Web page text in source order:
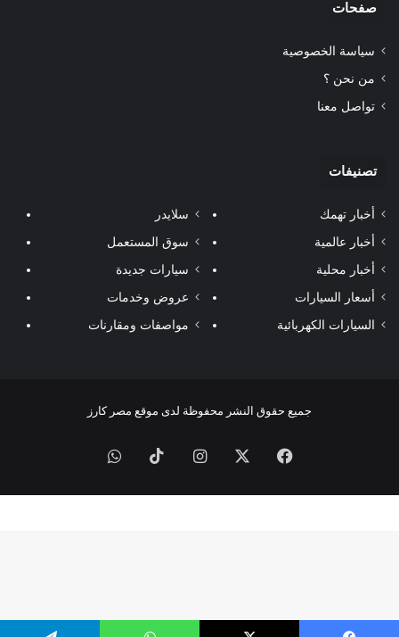
صفحات
سياسة الخصوصية
من نحن ؟
تواصل معنا
تصنيفات
أخبار تهمك
أخبار عالمية
أخبار محلية
أسعار السيارات
السيارات الكهربائية
سلايدر
سوق المستعمل
سيارات جديدة
عروض وخدمات
مواصفات ومقارنات
جميع حقوق النشر محفوظة لدى موقع مصر كارز
فيسبوك انستقرام‫TikTokواتساب